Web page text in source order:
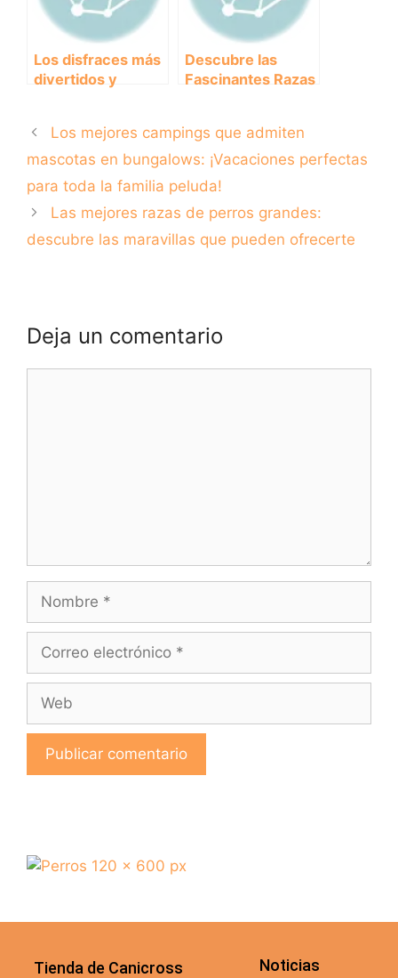
Los disfraces más
divertidos y
Halloween
Descubre las
Fascinantes Razas
Personalidad en
un Solo Pelaje
Los mejores campings que admiten
mascotas en bungalows: ¡Vacaciones perfectas
para toda la familia peluda!
Las mejores razas de perros grandes:
descubre las maravillas que pueden ofrecerte
Deja un comentario
Tienda de Canicross Noticias